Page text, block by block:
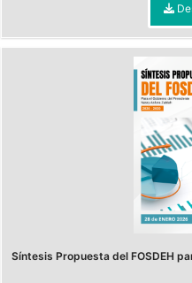
Síntesis Propuesta del FOSDEH